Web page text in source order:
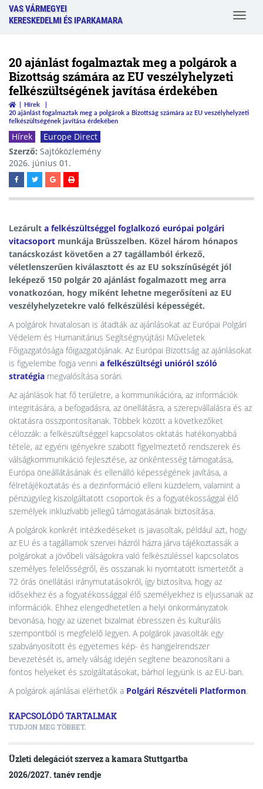
VAS VÁRMEGYEI
KERESKEDELMI ÉS IPARKAMARA
Toggle
20 ajánlást fogalmaztak meg a polgárok a
Bizottság számára az EU veszélyhelyzeti
felkészültségének javítása érdekében
Hírek
20 ajánlást fogalmaztak meg a polgárok a Bizottság számára az EU veszélyhelyzeti
felkészültségének javítása érdekében
Hírek
Europe Direct
Szerző: Sajtóközlemény
2026. június 01.
Lezárult a felkészültséggel foglalkozó európai polgári
vitacsoport munkája Brüsszelben. Közel három hónapos
tanácskozást követően a 27 tagállamból érkező,
véletlenszerűen kiválasztott és az EU sokszínűségét jól
leképező 150 polgár 20 ajánlást fogalmazott meg arra
vonatkozóan, hogy miként lehetne megerősíteni az EU
veszélyhelyzetekre való felkészülési képességét.
A polgárok hivatalosan is átadták az ajánlásokat az Európai Polgári
Védelem és Humanitárius Segítségnyújtási Műveletek
Főigazgatósága főigazgatójának. Az Európai Bizottság az ajánlásokat
is figyelembe fogja venni a felkészültségi unióról szóló
stratégia megvalósítása során.
Az ajánlások hat fő területre, a kommunikációra, az információk
integritására, a befogadásra, az önellátásra, a szerepvállalásra és az
oktatásra összpontosítanak. Többek között a következőket
célozzák: a felkészültséggel kapcsolatos oktatás hatékonyabbá
tétele, az egyéni igényekre szabott figyelmeztető rendszerek és
válságkommunikáció fejlesztése, az önkéntesség támogatása,
Európa öneállátásának és ellenálló képességének javítása, a
félretájékoztatás és a dezinformáció elleni küzdelem, valamint a
pénzügyileg kiszolgáltatott csoportok és a fogyatékossággal élő
személyek inkluzívabb jellegű támogatásának biztosítása.
A polgárok konkrét intézkedéseket is javasoltak, például azt, hogy
az EU és a tagállamok szervei házról házra járva tájékoztassák a
polgárokat a jövőbeli válságokra való felkészüléssel kapcsolatos
személyes felelősségről, és osszanak ki nyomtatott ismertetőt a
72 órás önellátási iránymutatásokról, így biztosítva, hogy az
idősekhez és a fogyatékossággal élő személyekhez is eljussanak az
információk. Ehhez elengedhetetlen a helyi önkormányzatok
bevonása, hogy az üzenet bizalmat ébresszen és kulturális
szempontból is megfelelő legyen. A polgárok javasolták egy
szabványosított és egyetemes kép- és hangjelrendszer
bevezetését is, amely válság idején segítene beazonosítani a
fontos helyeket és szolgáltatásokat, bárhol legyünk is az EU-ban.
A polgárok ajánlásai elérhetők a Polgári Részvételi Platformon.
KAPCSOLÓDÓ TARTALMAK
TUDJON MEG TÖBBET.
Üzleti delegációt szervez a kamara Stuttgartba
2026/2027. tanév rendje